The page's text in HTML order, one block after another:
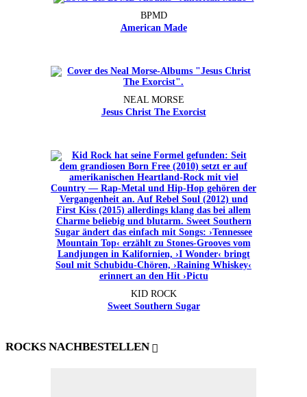
BPMD
American Made
NEAL MORSE
Jesus Christ The Exorcist
KID ROCK
Sweet Southern Sugar
ROCKS NACHBESTELLEN